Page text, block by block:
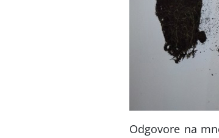
Odgovore na